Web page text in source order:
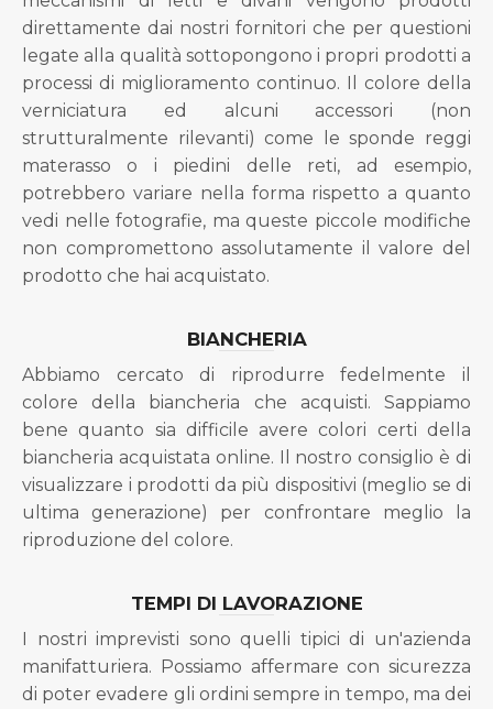
direttamente dai nostri fornitori che per questioni
legate alla qualità sottopongono i propri prodotti a
processi di miglioramento continuo. Il colore della
verniciatura ed alcuni accessori (non
strutturalmente rilevanti) come le sponde reggi
materasso o i piedini delle reti, ad esempio,
potrebbero variare nella forma rispetto a quanto
vedi nelle fotografie, ma queste piccole modifiche
non compromettono assolutamente il valore del
prodotto che hai acquistato.
BIANCHERIA
Abbiamo cercato di riprodurre fedelmente il
colore della biancheria che acquisti. Sappiamo
bene quanto sia difficile avere colori certi della
biancheria acquistata online. Il nostro consiglio è di
visualizzare i prodotti da più dispositivi (meglio se di
ultima generazione) per confrontare meglio la
riproduzione del colore.
TEMPI DI LAVORAZIONE
I nostri imprevisti sono quelli tipici di un'azienda
manifatturiera. Possiamo affermare con sicurezza
di poter evadere gli ordini sempre in tempo, ma dei